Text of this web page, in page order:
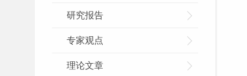
研究报告
专家观点
理论文章